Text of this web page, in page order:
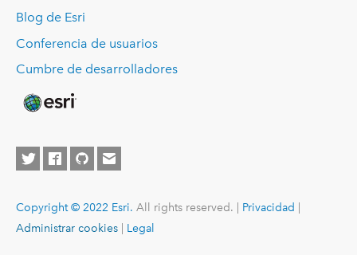
Blog de Esri
Conferencia de usuarios
Cumbre de desarrolladores
Copyright © 2022 Esri. All rights reserved. | Privacidad
Administrar cookies
Legal